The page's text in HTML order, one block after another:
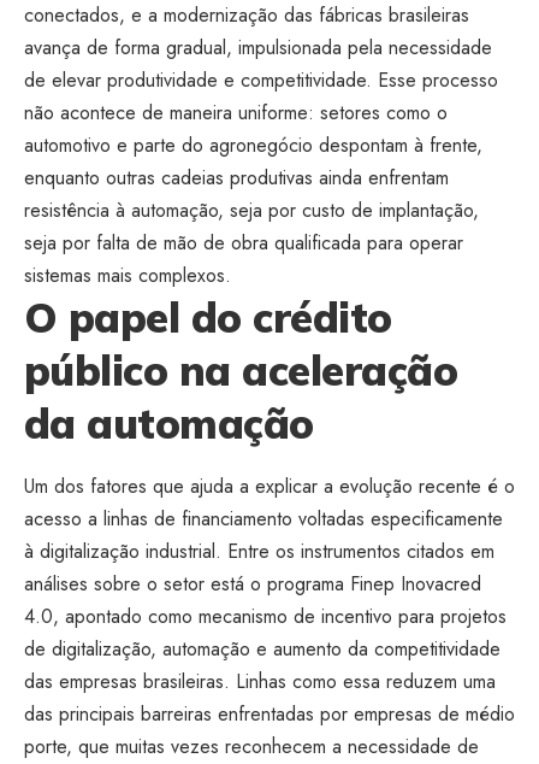
conectados, e a modernização das fábricas brasileiras
avança de forma gradual, impulsionada pela necessidade
de elevar produtividade e competitividade. Esse processo
não acontece de maneira uniforme: setores como o
automotivo e parte do agronegócio despontam à frente,
enquanto outras cadeias produtivas ainda enfrentam
resistência à automação, seja por custo de implantação,
seja por falta de mão de obra qualificada para operar
sistemas mais complexos.
O papel do crédito
público na aceleração
da automação
Um dos fatores que ajuda a explicar a evolução recente é o
acesso a linhas de financiamento voltadas especificamente
à digitalização industrial. Entre os instrumentos citados em
análises sobre o setor está o programa Finep Inovacred
4.0, apontado como mecanismo de incentivo para projetos
de digitalização, automação e aumento da competitividade
das empresas brasileiras. Linhas como essa reduzem uma
das principais barreiras enfrentadas por empresas de médio
porte, que muitas vezes reconhecem a necessidade de